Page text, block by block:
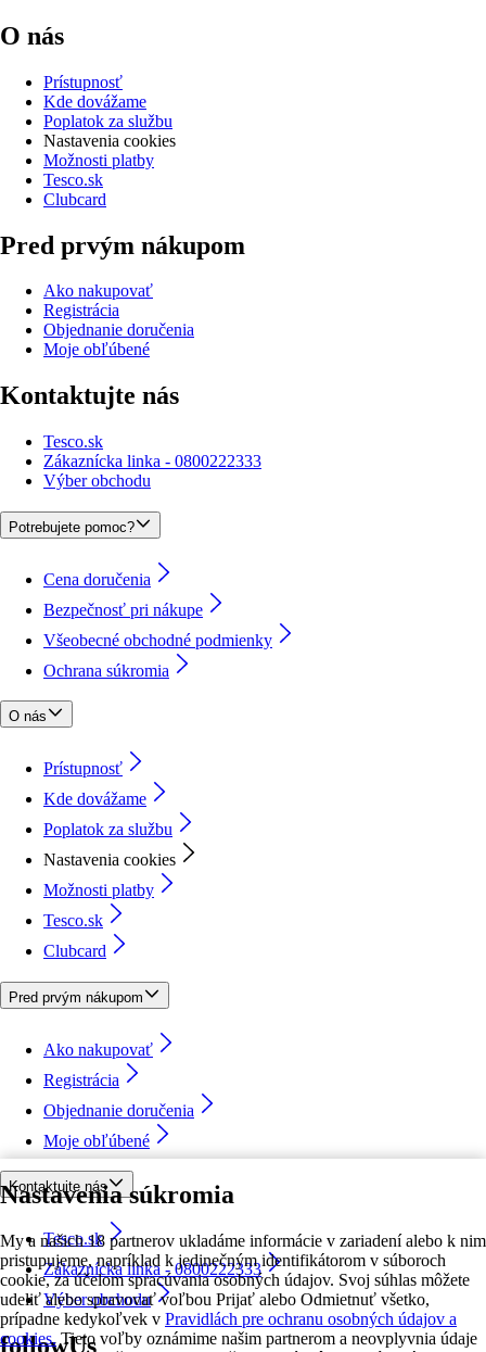
Nastavenia súkromia
My a našich 18 partnerov ukladáme informácie v zariadení alebo k nim
pristupujeme, napríklad k jedinečným identifikátorom v súboroch
cookie, za účelom spracúvania osobných údajov. Svoj súhlas môžete
udeliť alebo spravovať voľbou Prijať alebo Odmietnuť všetko,
prípadne kedykoľvek v Pravidlách pre ochranu osobných údajov a
cookies. Tieto voľby oznámime našim partnerom a neovplyvnia údaje
O nás
Prístupnosť
Kde dovážame
Poplatok za službu
Nastavenia cookies
Možnosti platby
Tesco.sk
Clubcard
Pred prvým nákupom
Ako nakupovať
Registrácia
Objednanie doručenia
Moje obľúbené
Kontaktujte nás
Tesco.sk
Zákaznícka linka - 0800222333
Výber obchodu
Potrebujete pomoc?
Cena doručenia
Bezpečnosť pri nákupe
Všeobecné obchodné podmienky
Ochrana súkromia
O nás
Prístupnosť
Kde dovážame
Poplatok za službu
Nastavenia cookies
Možnosti platby
Tesco.sk
Clubcard
Pred prvým nákupom
Ako nakupovať
Registrácia
Objednanie doručenia
Moje obľúbené
Kontaktujte nás
Tesco.sk
Zákaznícka linka - 0800222333
Výber obchodu
followUs